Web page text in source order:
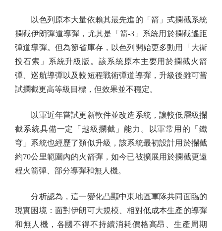
以色列原本大量依賴其最先進的「箭」式攔截系統
攔截伊朗彈道導彈，尤其是「箭-3」系統用於攔截遙距
彈道導彈。但為節省庫存，以色列開始更多動用「大衛
投石索」系統升級版。該系統原本主要用於攔截火箭
彈、巡航導彈以及較短程戰術彈道導彈，升級後雖可嘗
試攔截更高等級目標，但效果並不穩定。
以軍近年嘗試更新軟件並改造系統，讓較低層級攔
截系統具備一定「越級攔截」能力。以軍常用的「鐵
穹」系統也經歷了類似升級，該系統最初設計用於攔截
約70公里範圍內的火箭彈，如今已被擴展用於攔截更遠
程火箭彈、部分導彈和無人機。
分析認為，這一變化凸顯中東地區軍隊共同面臨的
現實困境：面對伊朗可大規模、相對低成本生產的導彈
和無人機，各國不得不持續消耗價格高昂、生產周期